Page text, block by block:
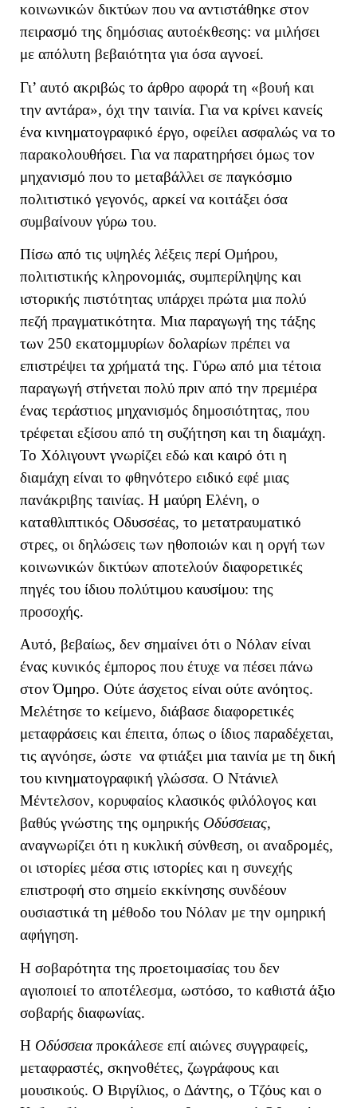
κοινωνικών δικτύων που να αντιστάθηκε στον
πειρασμό της δημόσιας αυτοέκθεσης: να μιλήσει
με απόλυτη βεβαιότητα για όσα αγνοεί.
Γι’ αυτό ακριβώς το άρθρο αφορά τη «βουή και
την αντάρα», όχι την ταινία. Για να κρίνει κανείς
ένα κινηματογραφικό έργο, οφείλει ασφαλώς να το
παρακολουθήσει. Για να παρατηρήσει όμως τον
μηχανισμό που το μεταβάλλει σε παγκόσμιο
πολιτιστικό γεγονός, αρκεί να κοιτάξει όσα
συμβαίνουν γύρω του.
Πίσω από τις υψηλές λέξεις περί Ομήρου,
πολιτιστικής κληρονομιάς, συμπερίληψης και
ιστορικής πιστότητας υπάρχει πρώτα μια πολύ
πεζή πραγματικότητα. Μια παραγωγή της τάξης
των 250 εκατομμυρίων δολαρίων πρέπει να
επιστρέψει τα χρήματά της. Γύρω από μια τέτοια
παραγωγή στήνεται πολύ πριν από την πρεμιέρα
ένας τεράστιος μηχανισμός δημοσιότητας, που
τρέφεται εξίσου από τη συζήτηση και τη διαμάχη.
Το Χόλιγουντ γνωρίζει εδώ και καιρό ότι η
διαμάχη είναι το φθηνότερο ειδικό εφέ μιας
πανάκριβης ταινίας. Η μαύρη Ελένη, ο
καταθλιπτικός Οδυσσέας, το μετατραυματικό
στρες, οι δηλώσεις των ηθοποιών και η οργή των
κοινωνικών δικτύων αποτελούν διαφορετικές
πηγές του ίδιου πολύτιμου καυσίμου: της
προσοχής.
Αυτό, βεβαίως, δεν σημαίνει ότι ο Νόλαν είναι
ένας κυνικός έμπορος που έτυχε να πέσει πάνω
στον Όμηρο. Ούτε άσχετος είναι ούτε ανόητος.
Μελέτησε το κείμενο, διάβασε διαφορετικές
μεταφράσεις και έπειτα, όπως ο ίδιος παραδέχεται,
τις αγνόησε, ώστε να φτιάξει μια ταινία με τη δική
του κινηματογραφική γλώσσα. Ο Ντάνιελ
Μέντελσον, κορυφαίος κλασικός φιλόλογος και
βαθύς γνώστης της ομηρικής Οδύσσειας,
αναγνωρίζει ότι η κυκλική σύνθεση, οι αναδρομές,
οι ιστορίες μέσα στις ιστορίες και η συνεχής
επιστροφή στο σημείο εκκίνησης συνδέουν
ουσιαστικά τη μέθοδο του Νόλαν με την ομηρική
αφήγηση.
Η σοβαρότητα της προετοιμασίας του δεν
αγιοποιεί το αποτέλεσμα, ωστόσο, το καθιστά άξιο
σοβαρής διαφωνίας.
Η Οδύσσειαπροκάλεσε επί αιώνες συγγραφείς,
μεταφραστές, σκηνοθέτες, ζωγράφους και
μουσικούς. Ο Βιργίλιος, ο Δάντης, ο Τζόυς και ο